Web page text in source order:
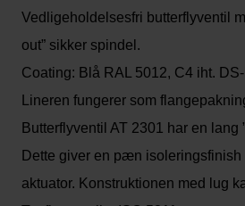
Vedligeholdelsesfri butterflyventil
out” sikker spindel.
Coating: Blå RAL 5012, C4 iht.
Lineren fungerer som
Butterflyventil AT 2301 har en lang
Dette giver en pæn
aktuator. Konstruktionen med lug